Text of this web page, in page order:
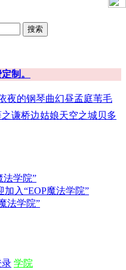
搜索
制。
夜的钢琴曲幻昼孟庭苇毛
之谦桥边姑娘天空之城贝多
法学院”
入“EOP魔法学院”
法学院”
录 学院